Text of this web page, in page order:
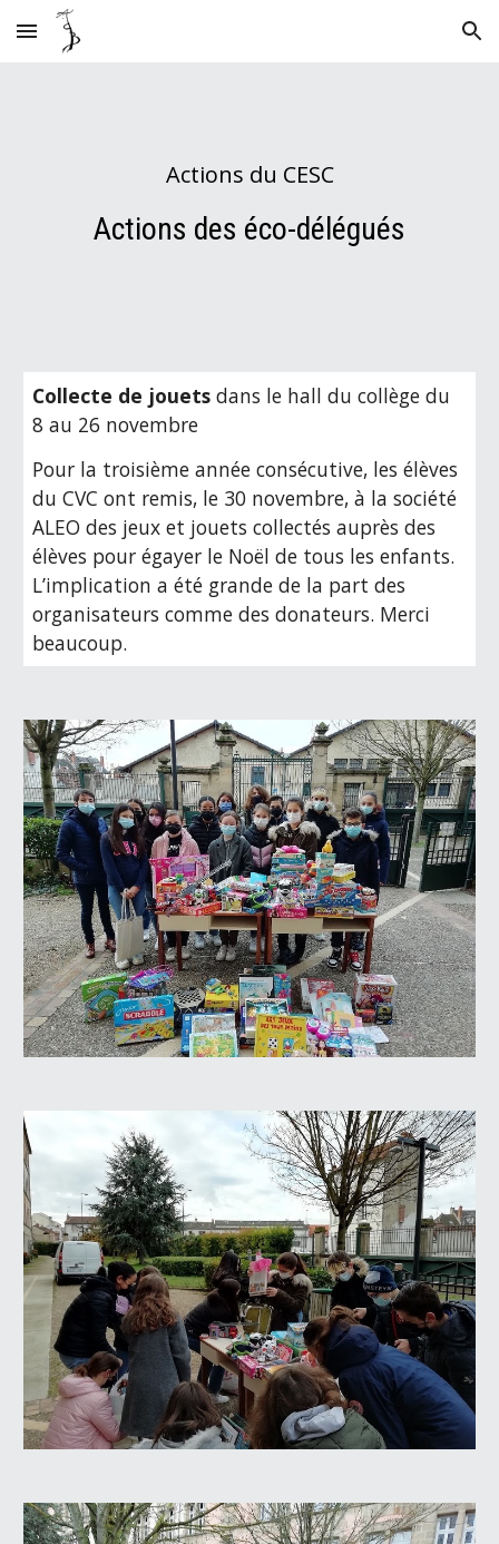
Skip to main content Skip to navigation
Actions du CESC
Actions des éco-délégués
Collecte de jouets dans le hall du collège du
8 au 26 novembre
Pour la troisième année consécutive, les élèves
du CVC ont remis, le 30 novembre, à la société
ALEO des jeux et jouets collectés auprès des
élèves pour égayer le Noël de tous les enfants.
L’implication a été grande de la part des
organisateurs comme des donateurs. Merci
beaucoup.